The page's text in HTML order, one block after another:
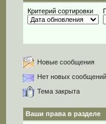
Критерий сортировки
Новые сообщения
Нет новых сообщений
Тема закрыта
Ваши права в разделе